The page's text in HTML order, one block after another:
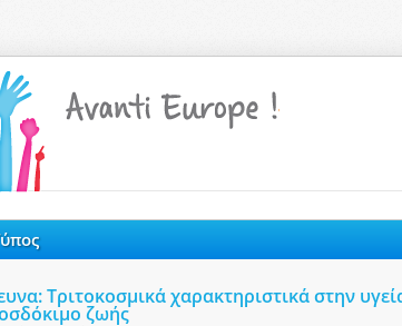
Τριτοκοσμικά χαρακτηριστικά στην
ζωής